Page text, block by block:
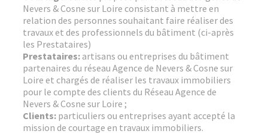
Nevers & Cosne sur Loire consistant à mettre en
relation des personnes souhaitant faire réaliser des
travaux et des professionnels du bâtiment (ci-après
les Prestataires)
Prestataires: artisans ou entreprises du bâtiment
partenaires du réseau Agence de Nevers & Cosne sur
Loire et chargés de réaliser les travaux immobiliers
pour le compte des clients du Réseau Agence de
Nevers & Cosne sur Loire ;
Clients: particuliers ou entreprises ayant accepté la
mission de courtage en travaux immobiliers.